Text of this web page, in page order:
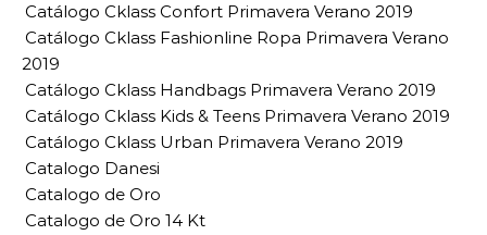
Catálogo Cklass Confort Primavera Verano 2019
Catálogo Cklass Fashionline Ropa Primavera Verano
2019
Catálogo Cklass Handbags Primavera Verano 2019
Catálogo Cklass Kids & Teens Primavera Verano 2019
Catálogo Cklass Urban Primavera Verano 2019
Catalogo Danesi
Catalogo de Oro
Catalogo de Oro 14 Kt